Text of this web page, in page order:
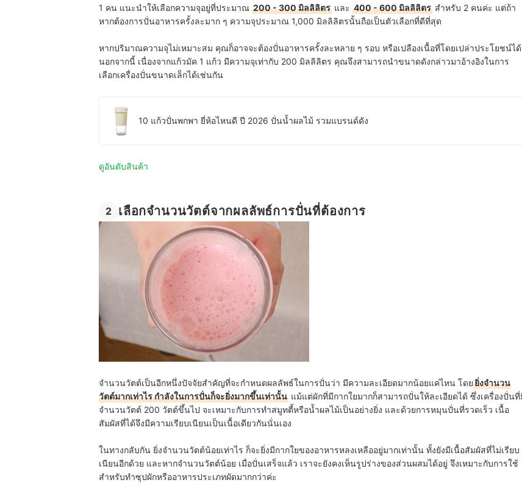
1 คน แนะนำให้เลือกความจุอยู่ที่ประมาณ 200 - 300 มิลลิลิตร และ 400 - 600 มิลลิลิตร สำหรับ 2 คนค่ะ แต่ถ้า
หากต้องการปั่นอาหารครั้งละมาก ๆ ความจุประมาณ 1,000 มิลลิลิตรนั้นถือเป็นตัวเลือกที่ดีที่สุด
หากปริมาณความจุไม่เหมาะสม คุณก็อาจจะต้องปั่นอาหารครั้งละหลาย ๆ รอบ หรือเปลืองเนื้อที่โดยเปล่าประโยชน์ได้
นอกจากนี้ เนื่องจากแก้วมัค 1 แก้ว มีความจุเท่ากับ 200 มิลลิลิตร คุณจึงสามารถนำขนาดดังกล่าวมาอ้างอิงในการ
เลือกเครื่องปั่นขนาดเล็กได้เช่นกัน
10 แก้วปั่นพกพา ยี่ห้อไหนดี ปี 2026 ปั่นน้ำผลไม้ รวมแบรนด์ดัง
ดูอันดับสินค้า
2 เลือกจำนวนวัตต์จากผลลัพธ์การปั่นที่ต้องการ
จำนวนวัตต์เป็นอีกหนึ่งปัจจัยสำคัญที่จะกำหนดผลลัพธ์ในการปั่นว่า มีความละเอียดมากน้อยแค่ไหน โดยยิ่งจำนวน
วัตต์มากเท่าไร กำลังในการปั่นก็จะยิ่งมากขึ้นเท่านั้น แม้แต่ผักที่มีกากใยมากก็สามารถปั่นให้ละเอียดได้ ซึ่งเครื่องปั่นที่
จำนวนวัตต์ 200 วัตต์ขึ้นไป จะเหมาะกับการทำสมูทตี้หรือน้ำผลไม้เป็นอย่างยิ่ง และด้วยการหมุนปั่นที่รวดเร็ว เนื้อ
สัมผัสที่ได้จึงมีความเรียบเนียนเป็นเนื้อเดียวกันนั่นเอง
ในทางกลับกัน ยิ่งจำนวนวัตต์น้อยเท่าไร ก็จะยิ่งมีกากใยของอาหารหลงเหลืออยู่มากเท่านั้น ทั้งยังมีเนื้อสัมผัสที่ไม่เรียบ
เนียนอีกด้วย และหากจำนวนวัตต์น้อย เมื่อปั่นเสร็จแล้ว เราจะยังคงเห็นรูปร่างของส่วนผสมได้อยู่ จึงเหมาะกับการใช้
สำหรับทำซุปผักหรืออาหารประเภทผัดมากกว่าค่ะ